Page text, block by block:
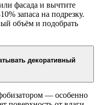
фасада и вычтите
запаса на подрезку.
объём и подобрать
декоративный
— особенно